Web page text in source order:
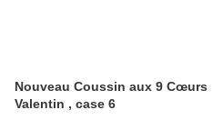
Nouveau Coussin aux 9 Cœurs
Valentin , case 6